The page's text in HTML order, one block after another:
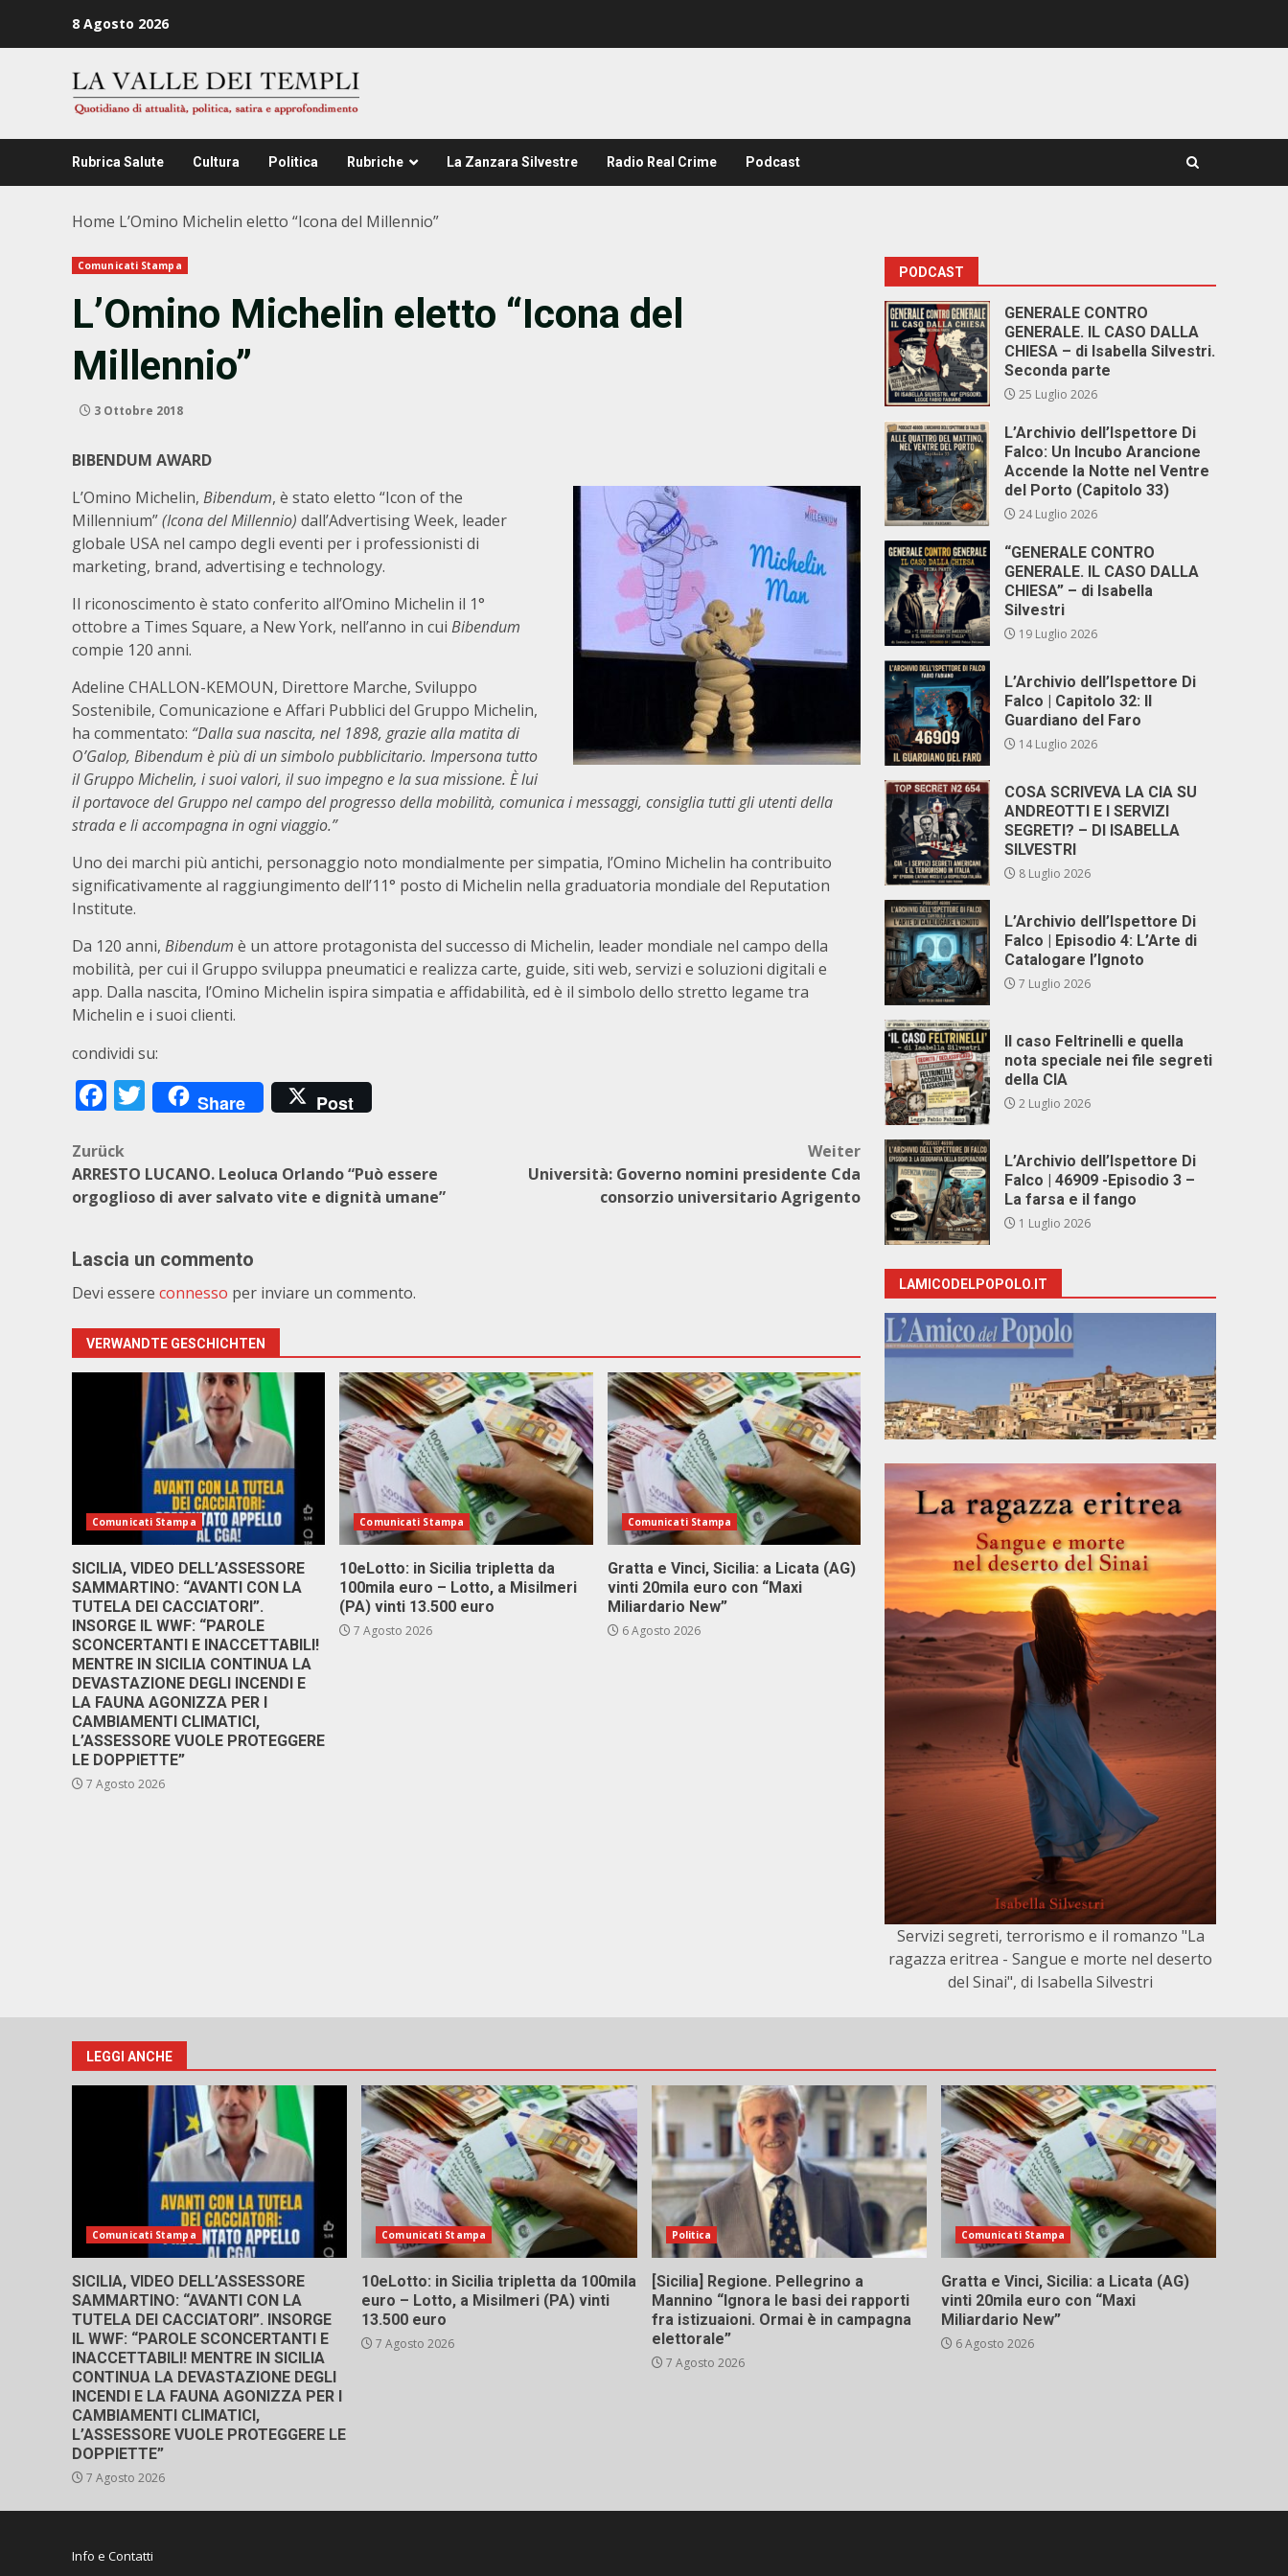
8 Agosto 2026
Rubrica Salute Cultura Politica Rubriche La Zanzara Silvestre Radio Real Crime Podcast
Home L’Omino Michelin eletto “Icona del Millennio”
Comunicati Stampa
L’Omino Michelin eletto “Icona del
Millennio”
3 Ottobre 2018
BIBENDUM AWARD
L’Omino Michelin, Bibendum, è stato eletto “Icon of the
Millennium”(Icona del Millennio) dall’Advertising Week, leader
globale USA nel campo degli eventi per i professionisti di
marketing, brand, advertising e technology.
Il riconoscimento è stato conferito all’Omino Michelin il 1°
ottobre a Times Square, a New York, nell’anno in cui Bibendum
compie 120 anni.
Adeline CHALLON-KEMOUN, Direttore Marche, Sviluppo
Sostenibile, Comunicazione e Affari Pubblici del Gruppo Michelin,
ha commentato: “Dalla sua nascita, nel 1898, grazie alla matitadi
O’Galop, Bibendum èpiùdi un simbolo pubblicitario. Impersona tutto
il Gruppo Michelin, i suoi valori, il suo impegno e la sua missione. Èlui
il portavoce del Gruppo nel campo del progresso della mobilità, comunica i messaggi, consiglia tutti gli utenti della
strada e li accompagna in ogni viaggio.”
Uno dei marchi più antichi, personaggio noto mondialmente per simpatia, l’Omino Michelin ha contribuito
significativamente al raggiungimento dell’11° posto di Michelin nella graduatoria mondiale del Reputation
Institute.
Da 120 anni, Bibendum è un attore protagonista del successo di Michelin, leader mondiale nel campo della
mobilità, per cui il Gruppo sviluppa pneumatici e realizza carte, guide, siti web, servizi e soluzioni digitali e
app. Dalla nascita, l’Omino Michelin ispira simpatia e affidabilità, ed è il simbolo dello stretto legame tra
Michelin e i suoi clienti.
condividi su:
Facebook
Twitter
Share Post
Beitragsnavigation
Zurück
ARRESTO LUCANO. Leoluca Orlando “Può essere
orgoglioso di aver salvato vite e dignità umane”
Weiter
Università: Governo nomini presidente Cda
consorzio universitario Agrigento
Lascia un commento
Devi essere connesso per inviare un commento.
VERWANDTE GESCHICHTEN
Comunicati Stampa
SICILIA, VIDEO DELL’ASSESSORE
SAMMARTINO: “AVANTI CON LA
TUTELA DEI CACCIATORI”.
INSORGE IL WWF: “PAROLE
SCONCERTANTI E INACCETTABILI!
MENTRE IN SICILIA CONTINUA LA
DEVASTAZIONE DEGLI INCENDI E
LA FAUNA AGONIZZA PER I
CAMBIAMENTI CLIMATICI,
L’ASSESSORE VUOLE PROTEGGERE
LE DOPPIETTE”
7 Agosto 2026
Comunicati Stampa
10eLotto: in Sicilia tripletta da
100mila euro – Lotto, a Misilmeri
(PA) vinti 13.500 euro
7 Agosto 2026
Comunicati Stampa
Gratta e Vinci, Sicilia: a Licata (AG)
vinti 20mila euro con “Maxi
Miliardario New”
6 Agosto 2026
PODCAST
GENERALE CONTRO
GENERALE. IL CASO DALLA
CHIESA – di Isabella Silvestri.
Seconda parte
25 Luglio 2026
L’Archivio dell’Ispettore Di
Falco: Un Incubo Arancione
Accende la Notte nel Ventre
del Porto (Capitolo 33)
24 Luglio 2026
“GENERALE CONTRO
GENERALE. IL CASO DALLA
CHIESA” – di Isabella
Silvestri
19 Luglio 2026
L’Archivio dell’Ispettore Di
Falco | Capitolo 32: Il
Guardiano del Faro
14 Luglio 2026
COSA SCRIVEVA LA CIA SU
ANDREOTTI E I SERVIZI
SEGRETI? – DI ISABELLA
SILVESTRI
8 Luglio 2026
L’Archivio dell’Ispettore Di
Falco | Episodio 4: L’Arte di
Catalogare l’Ignoto
7 Luglio 2026
Il caso Feltrinelli e quella
nota speciale nei file segreti
della CIA
2 Luglio 2026
L’Archivio dell’Ispettore Di
Falco | 46909 -Episodio 3 –
La farsa e il fango
1 Luglio 2026
LAMICODELPOPOLO.IT
Servizi segreti, terrorismo e il romanzo "La
ragazza eritrea - Sangue e morte nel deserto
del Sinai", di Isabella Silvestri
LEGGI ANCHE
Comunicati Stampa
SICILIA, VIDEO DELL’ASSESSORE
SAMMARTINO: “AVANTI CON LA
TUTELA DEI CACCIATORI”. INSORGE
IL WWF: “PAROLE SCONCERTANTI E
INACCETTABILI! MENTRE IN SICILIA
CONTINUA LA DEVASTAZIONE DEGLI
INCENDI E LA FAUNA AGONIZZA PER I
CAMBIAMENTI CLIMATICI,
L’ASSESSORE VUOLE PROTEGGERE LE
DOPPIETTE”
7 Agosto 2026
Comunicati Stampa
10eLotto: in Sicilia tripletta da 100mila
euro – Lotto, a Misilmeri (PA) vinti
13.500 euro
7 Agosto 2026
Politica
[Sicilia] Regione. Pellegrino a
Mannino “Ignora le basi dei rapporti
fra istizuaioni. Ormai è in campagna
elettorale”
7 Agosto 2026
Comunicati Stampa
Gratta e Vinci, Sicilia: a Licata (AG)
vinti 20mila euro con “Maxi
Miliardario New”
6 Agosto 2026
Info e Contatti